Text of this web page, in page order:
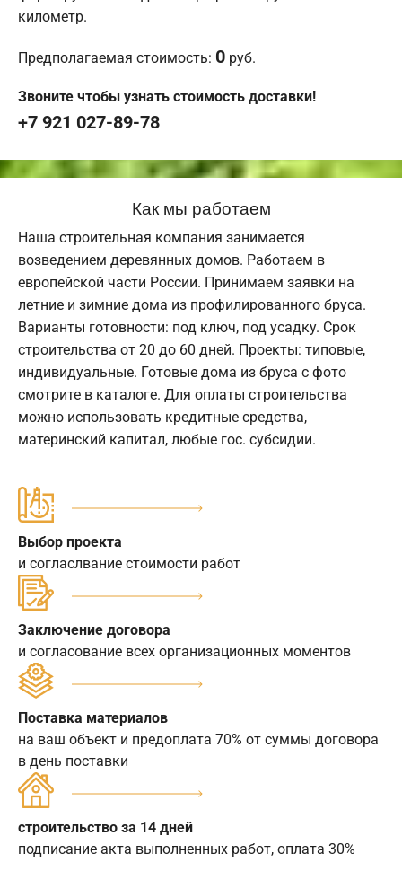
километр.
Предполагаемая стоимость: 0 руб.
Звоните чтобы узнать стоимость доставки!
+7 921 027-89-78
Как мы работаем
Наша строительная компания занимается
возведением деревянных домов. Работаем в
европейской части России. Принимаем заявки на
летние и зимние дома из профилированного бруса.
Варианты готовности: под ключ, под усадку. Срок
строительства от 20 до 60 дней. Проекты: типовые,
индивидуальные. Готовые дома из бруса с фото
смотрите в каталоге. Для оплаты строительства
можно использовать кредитные средства,
материнский капитал, любые гос. субсидии.
Выбор проекта
и согласлвание стоимости работ
Заключение договора
и согласование всех организационных моментов
Поставка материалов
на ваш объект и предоплата 70% от суммы договора
в день поставки
строительство за 14 дней
подписание акта выполненных работ, оплата 30%